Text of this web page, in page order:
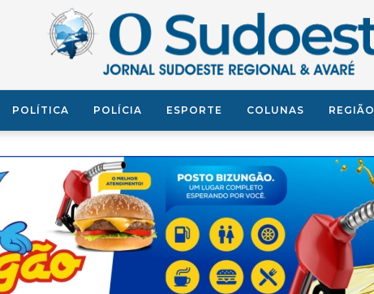
POLÍTICA POLÍCIA ESPORTE COLUNAS REGIÃO